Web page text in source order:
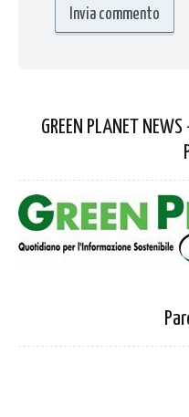
GREEN PLANET NEWS